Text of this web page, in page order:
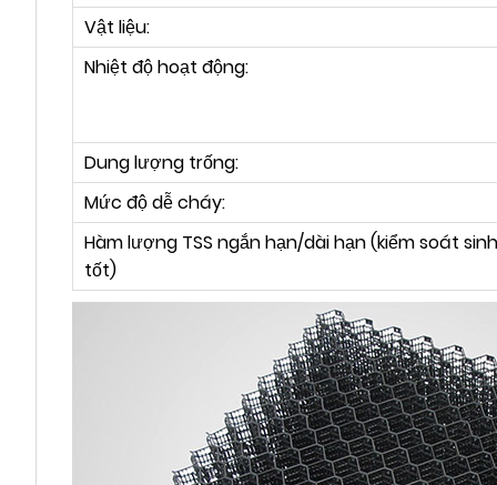
Vật liệu:
Nhiệt độ hoạt động:
Dung lượng trống:
Mức độ dễ cháy:
Hàm lượng TSS ngắn hạn/dài hạn (kiểm soát
tốt)